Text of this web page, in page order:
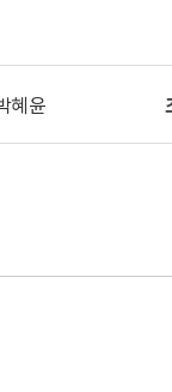
혜윤